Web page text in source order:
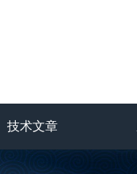
技术文章